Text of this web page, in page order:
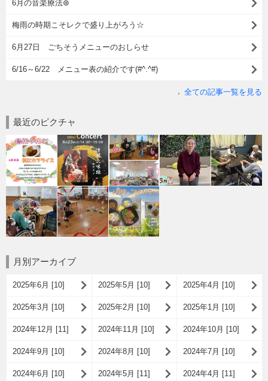
6月の音楽療法⊛
梅雨の時期こそレクで盛り上がろう☆
6月27日 ごちそうメニューのおしらせ
6/16～6/22 メニュー表の紹介です(#^.^#)
全ての記事一覧を見る
最近のピクチャ
月別アーカイブ
2025年6月 [10] 2025年5月 [10] 2025年4月 [10]
2025年3月 [10] 2025年2月 [10] 2025年1月 [10]
2024年12月 [11] 2024年11月 [10] 2024年10月 [10]
2024年9月 [10] 2024年8月 [10] 2024年7月 [10]
2024年6月 [10] 2024年5月 [11] 2024年4月 [11]